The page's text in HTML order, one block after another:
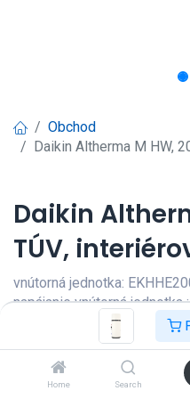
Home Search
Obchod
Daikin Altherma M HW,
Daikin
TÚV,
vnútorná jednotka:
napájanie vnútorná jednotka
Prihlásenie
zobrazenie ceny